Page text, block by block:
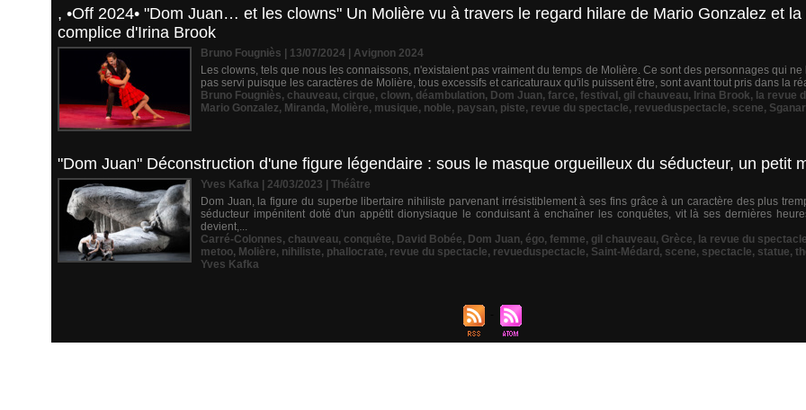
, •Off 2024• "Dom Juan… et les clowns" Un Molière vu à travers le regard hilare de Mario Gonzalez et
complice d'Irina Brook
Bruno Fougniès | 13/07/2024
Avignon 2024
Les clowns, tels que nous les connaissons, n'existaient pas vraiment du temps de Molière. Ce sont des personnages qui
pas servi puisque les caractères de Molière, tous excessifs et caricaturaux qu'ils puissent être, sont avant tout pris dans la
Bruno Fougniès, chauveau, cirque, clown, déambulation, Dom Juan, farce, festival , gil chauveau, Irina Brook, la revue
Mario Gonzalez, Miranda, Molière, musique, noble, paysan, piste, revue du spectacle, revueduspectacle, scene,
"Dom Juan" Déconstruction d'une figure légendaire : sous le masque orgueilleux du séducteur, un petit
Yves Kafka | 24/03/2023
Théâtre
Dom Juan, la figure du superbe libertaire nihiliste parvenant irrésistiblement à ses fins grâce à un caractère des plus
séducteur impénitent doté d'un appétit dionysiaque le conduisant à enchaîner les conquêtes, vit là ses dernières
devient,...
Carré-Colonnes, chauveau, conquête, David Bobée, Dom Juan, égo, femme, gil chauveau, Grèce, la revue du spectacle
metoo, Molière, nihiliste, phallocrate, revue du spectacle, revueduspectacle, Saint-Médard , scene, spectacle, statue,
Yves Kafka